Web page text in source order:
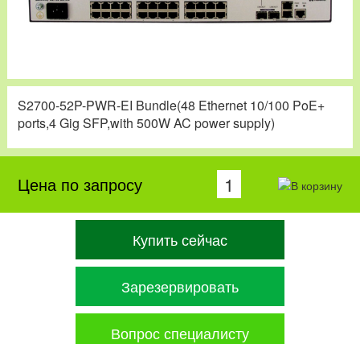
S2700-52P-PWR-EI Bundle(48 Ethernet 10/100 PoE+
ports,4 Gig SFP,with 500W AC power supply)
Цена по запросу
Купить сейчас
Зарезервировать
Вопрос специалисту